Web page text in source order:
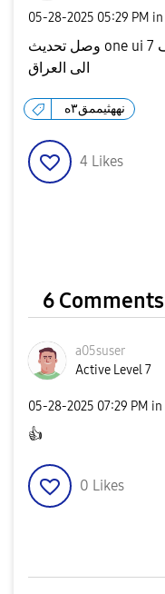
‎05-28-2025 05:29 PM in
وصل تحديث one ui 7 الى هاتف samsung galaxy a25 5g
الى العراق
نههثيممق٣ه
4 Likes
6 Comments
a05suser
Active Level 7
‎05-28-2025 07:29 PM in
👍
0 Likes